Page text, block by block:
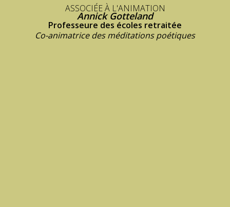
ASSOCIÉE À L'ANIMATION
Annick Gotteland
Professeure des écoles retraitée
Co-animatrice des méditations poétiques